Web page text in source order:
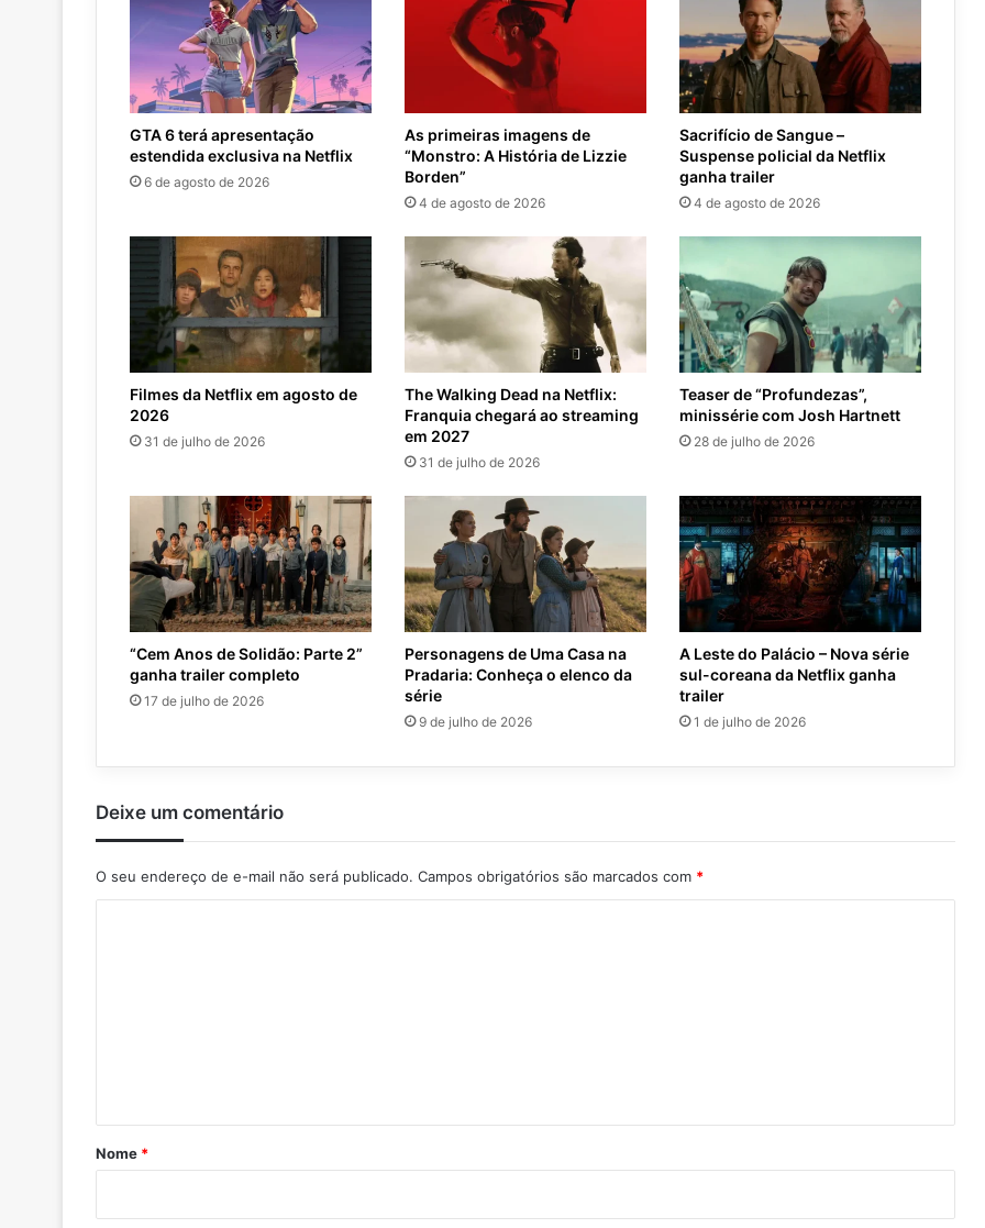
GTA 6 terá apresentação
estendida exclusiva na Netflix
6 de agosto de 2026
As primeiras imagens de
“Monstro: A História de Lizzie
Borden”
4 de agosto de 2026
Sacrifício de Sangue –
Suspense policial da Netflix
ganha trailer
4 de agosto de 2026
Filmes da Netflix em agosto de
2026
31 de julho de 2026
The Walking Dead na Netflix:
Franquia chegará ao streaming
em 2027
31 de julho de 2026
Teaser de “Profundezas”,
minissérie com Josh Hartnett
28 de julho de 2026
“Cem Anos de Solidão: Parte 2”
ganha trailer completo
17 de julho de 2026
Personagens de Uma Casa na
Pradaria: Conheça o elenco da
série
9 de julho de 2026
A Leste do Palácio – Nova série
sul-coreana da Netflix ganha
trailer
1 de julho de 2026
Deixe um comentário
O seu endereço de e-mail não será publicado. Campos obrigatórios são marcados com *
r
Nome *